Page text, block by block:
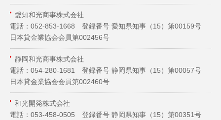
愛知和光商事株式会社
電話：052-853-1668 登録番号 愛知県知事（15）第00159号
日本貸金業協会会員第002456号
静岡和光商事株式会社
電話：054-280-1681 登録番号 静岡県知事（15）第00057号
日本貸金業協会会員第002460号
和光開発株式会社
電話：053-458-0505 登録番号 静岡県知事（15）第00351号